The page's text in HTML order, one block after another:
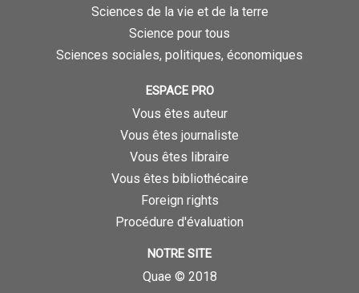
Sciences de la vie et de la terre
Science pour tous
Sciences sociales, politiques, économiques
ESPACE PRO
Vous êtes auteur
Vous êtes journaliste
Vous êtes libraire
Vous êtes bibliothécaire
Foreign rights
Procédure d'évaluation
NOTRE SITE
Quae © 2018